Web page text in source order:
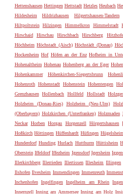
Hettenshausen Hettingen Hettstadt Hetzles Heubach
Hildesheim
Hildrizhausen Hilgertshausen-Tandern
Hiltpoltstein
Hilzingen Himmelkron Himmelstadt
Hirschaid
Hirschau Hirschbach Hirschberg
Höchheim Höchstadt (Aisch) Höchstädt (Donau)
Hockenheim Hof Höfen an der Enz Hofheim in
Hohenaltheim Hohenau Hohenberg an der Eger
Hohenkammer
Höhenkirchen-Siegertsbrunn
Hohenroth Hohenstadt Hohenstein Hohentengen
Grenzhausen
Hollenbach Hollfeld Hollstadt
Holzheim (Donau-Ries)
Holzheim (Neu-Ulm)
(Oberbayern) Holzkirchen (Unterfranken) Holzmaden
Neckar Horben Horgau Horgenzell Hörgertshausen
Hoßkirch Höttingen Hüffenhardt Hüfingen Hügelsheim
Hunderdorf Hunding Hurlach Hutthurm Hüttisheim
Oberstein Iffeldorf Iffezheim Igensdorf Igersheim
Illerkirchberg Illerrieden Illertissen Illesheim Illingen
Ilshofen Ilvesheim Immendingen Immenreuth
Inchenhofen Ingelfingen Ingelheim am Rhein
Innernzell Inning am Ammersee Inning am Holz